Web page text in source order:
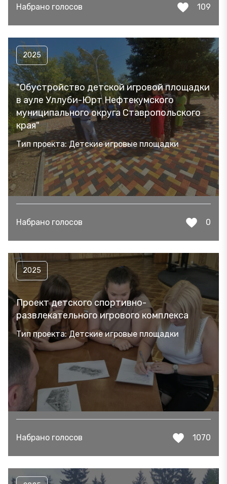
Набрано голосов 109
2025
"Обустройство детской игровой площадки
в ауле Уллуби-Юрт Нефтекумского
муниципального округа Ставропольского
края"
Тип проекта: Детские игровые площадки
Набрано голосов 0
2025
Проект детского спортивно-
развлекательного игрового комплекса
Тип проекта: Детские игровые площадки
Набрано голосов 1070